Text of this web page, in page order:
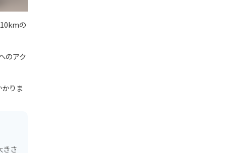
の
のアク
りま
きさ